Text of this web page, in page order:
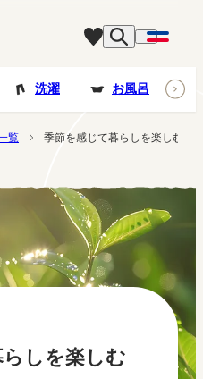
洗濯 お風呂
覧 季節を感じて暮らしを楽しむ特
しを楽しむ